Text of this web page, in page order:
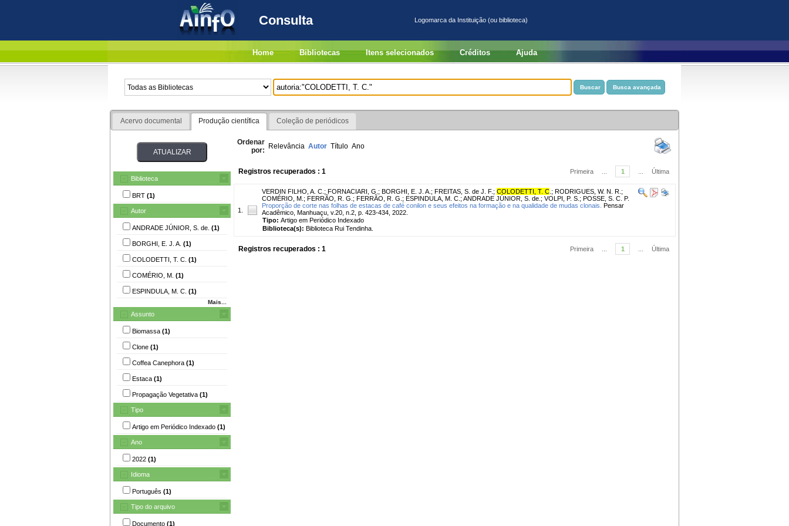
Consulta Logomarca da Instituição (ou biblioteca)
Home Bibliotecas Itens selecionados Créditos Ajuda
Acervo documental Produção científica Coleção de periódicos
Biblioteca
BRT (1)
Autor
ANDRADE JÚNIOR, S. de. (1)
BORGHI, E. J. A. (1)
COLODETTI, T. C. (1)
COMÉRIO, M. (1)
ESPINDULA, M. C. (1)
Mais...
Assunto
Biomassa (1)
Clone (1)
Coffea Canephora (1)
Estaca (1)
Propagação Vegetativa (1)
Tipo
Artigo em Periódico Indexado (1)
Ano
2022 (1)
Idioma
Português (1)
Tipo do arquivo
Documento (1)
Ordenar
por: Relevância Autor Título Ano
Registros recuperados : 1 Primeira 1 Última
1.
VERDIN FILHO, A. C. ; FORNACIARI, G. ; BORGHI, E. J. A. ; FREITAS, S. de J. F. ; COLODETTI, T. C ; RODRIGUES, W. N. R. ;
COMÉRIO, M. ; FERRÃO, R. G. ; FERRÃO, R. G. ; ESPINDULA, M. C. ; ANDRADE JÚNIOR, S. de. ; VOLPI, P. S. ; POSSE, S. C. P.
Proporção de corte nas folhas de estacas de café conilon e seus efeitos na formação e na qualidade de mudas clonais. Pensar
Acadêmico, Manhuaçu, v.20, n.2, p. 423-434, 2022.
Tipo: Artigo em Periódico Indexado
Biblioteca(s): Biblioteca Rui Tendinha.
Registros recuperados : 1 Primeira 1 Última